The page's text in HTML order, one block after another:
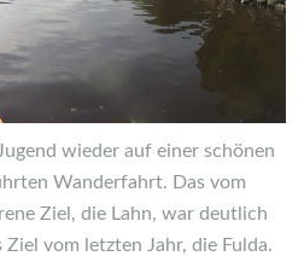
wieder auf einer schönen
Wanderfahrt. Das vom
Ziel, die Lahn, war deutlich
Ziel vom letzten Jahr, die Fulda.